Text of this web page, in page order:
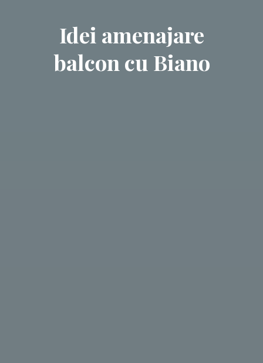
Idei amenajare
balcon cu Biano